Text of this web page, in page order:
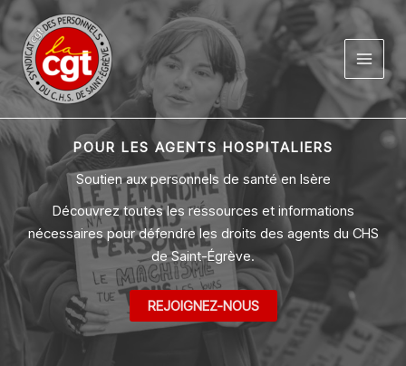
Aller
contenu
POUR LES AGENTS HOSPITALIERS
Soutien aux personnels de santé en Isère
Découvrez toutes les ressources et informations
nécessaires pour défendre les droits des agents du CHS
de Saint-Égrève.
REJOIGNEZ-NOUS